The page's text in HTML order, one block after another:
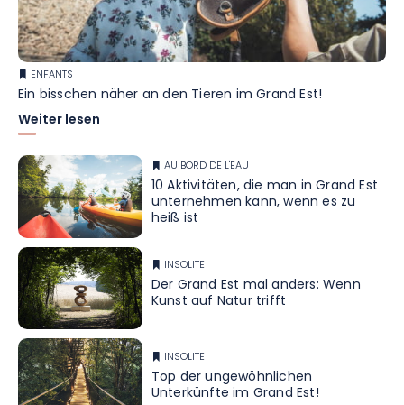
ENFANTS
Ein bisschen näher an den Tieren im Grand Est!
Weiter lesen
AU BORD DE L'EAU
10 Aktivitäten, die man in Grand Est
unternehmen kann, wenn es zu
heiß ist
INSOLITE
Der Grand Est mal anders: Wenn
Kunst auf Natur trifft
INSOLITE
Top der ungewöhnlichen
Unterkünfte im Grand Est!